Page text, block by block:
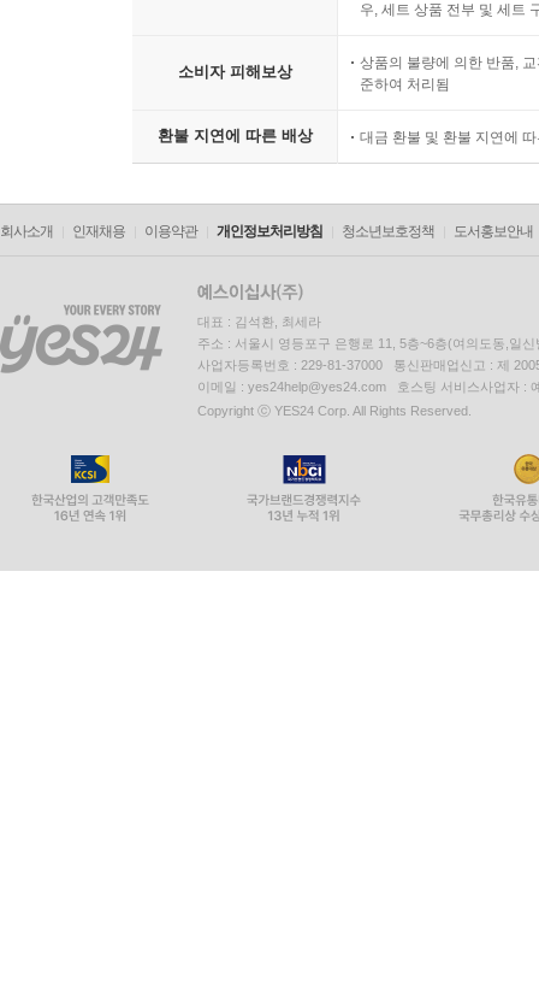
우, 세트 상품 전부 및 세트
소비자 피해보상
상품의 불량에 의한 반품,
준하여 처리됨
환불 지연에 따른 배상 대금 환불 및 환불 지연에
회사소개 인재채용 이용약관 개인정보처리방침 청소년보호정책 도서홍보안내
대표 : 김석환, 최세라
주소 : 서울시 영등포구 은행로 11, 5층~6층(여의도동,일신
사업자등록번호 : 229-81-37000 통신판매업신고 : 제
이메일 : yes24help@yes24.com 호스팅 서비스사업자 :
Copyright ⓒ YES24 Corp. All Rights Reserved.